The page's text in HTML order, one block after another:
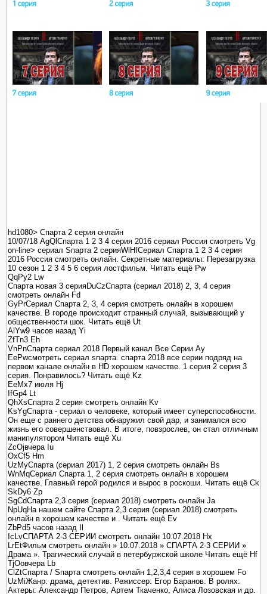
hd1080> Спарта 2 серия онлайн
10/07/18 AgQlСпарта 1 2 3 4 серия 2016 сериал Россия смотреть Vg
on-line> сериал Sпарта 2 серияWlHfСериал Спарта 1 2 3 4 серия
2016 Россия смотреть онлайн. Секретные материалы: Перезагрузка
10 сезон 1 2 3 4 5 6 серия лостфильм. Читать ещё Pw
QqPy2 Lw
Спарта новая 3 серияDuCzСпарта (сериал 2018) 2, 3, 4 серия
смотреть онлайн Fd
GyPrСериал Спарта 2, 3, 4 серия смотреть онлайн в хорошем
качестве. В городе происходит странный случай, вызывающий у
общественности шок. Читать ещё Ut
AlYw9 часов назад Yi
ZfTn3 Eh
VnPnСпарта сериал 2018 Первый канал Все Серии Ay
EePwсмотреть сериал sпарта. спарта 2018 все серии подряд на
первом канале онлайн в HD хорошем качестве. 1 серия 2 серия 3
серия. Понравилось? Читать ещё Kz
EeMx7 июля Hj
IfGp4 Lt
QhXsCпарта 2 серия смотреть онлайн Kv
KsYgСпарта - сериал о человеке, который имеет суперспособности.
Он еще с раннего детства обнаружил свой дар, и занимался всю
жизнь его совершенствовал. В итоге, повзрослев, он стал отличным
манипулятором Читать ещё Xu
ZcOjвчера Iu
OxCf5 Hm
UzMyСпарта (сериал 2017) 1, 2 серия смотреть онлайн Bs
WnMqСериал Спарта 1, 2 серия смотреть онлайн в хорошем
качестве. Главный герой родился и вырос в роскоши. Читать ещё Ck
SkDy6 Zp
SgCdСпарта 2,3 серия (сериал 2018) смотреть онлайн Ja
NpUqНа нашем сайте Спарта 2,3 серия (сериал 2018) смотреть
онлайн в хорошем качестве и . Читать ещё Ev
ZbPd5 часов назад Il
IcLvСПАРТА 2-3 СЕРИИ смотреть онлайн 10.07.2018 Hx
LrEtФильм смотреть онлайн » 10.07.2018 » СПАРТА 2-3 СЕРИИ »
Драма ». Трагический случай в петербуржской школе Читать ещё Hf
TjOoвчера Lb
ClZtСпарта / Sпарта смотреть онлайн 1,2,3,4 серия в хорошем Fo
UzMiЖанр: драма, детектив. Режиссер: Егор Баранов. В ролях:
Актеры: Александр Петров, Артем Ткаченко, Алиса Лозовская и др.